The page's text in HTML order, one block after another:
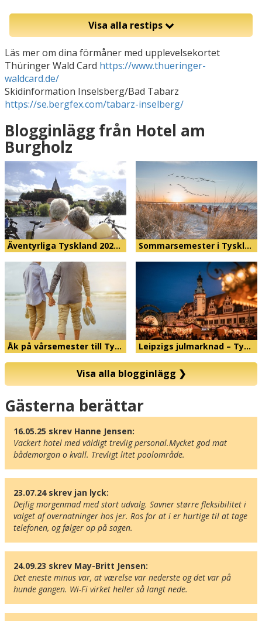
Visa alla restips
Läs mer om dina förmåner med upplevelsekortet
Thüringer Wald Card https://www.thueringer-
waldcard.de/
Skidinformation Inselsberg/Bad Tabarz
https://se.bergfex.com/tabarz-inselberg/
Blogginlägg från Hotel am
Burgholz
Äventyrliga Tyskland 202… Sommarsemester i Tyskl…
Åk på vårsemester till Ty… Leipzigs julmarknad – Ty…
Visa alla blogginlägg❯
Karta
Gästerna berättar
16.05.25 skrev Hanne Jensen:
Vackert hotel med väldigt trevlig personal.Mycket god mat
bådemorgon o kväll. Trevligt litet poolområde.
23.07.24 skrev jan lyck:
Dejlig morgenmad med stort udvalg. Savner større fleksibilitet i
valget af overnatninger hos jer. Ros for at i er hurtige til at tage
telefonen, og følger op på sagen.
24.09.23 skrev May-Britt Jensen:
Det eneste minus var, at værelse var nederste og det var på
hunde gangen. Wi-Fi virket heller så langt nede.